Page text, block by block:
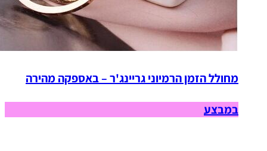
מחולל הזמן הרמיוני גריינג'ר – באספקה מהירה
במבצע